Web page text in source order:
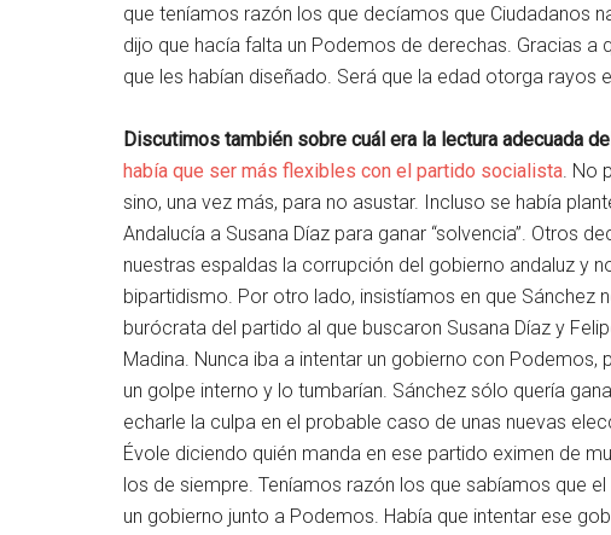
que teníamos razón los que decíamos que Ciudadanos
dijo que hacía falta un Podemos de derechas. Gracias a
que les habían diseñado. Será que la edad otorga rayos
Discutimos también sobre cuál era la lectura adecuada
había que ser más flexibles con el partido socialista. No
sino, una vez más, para no asustar. Incluso se había
Andalucía a Susana Díaz para ganar “solvencia”. Otros
nuestras espaldas la corrupción del gobierno andaluz y
bipartidismo. Por otro lado, insistíamos en que Sánchez
burócrata del partido al que buscaron Susana Díaz y
Madina. Nunca iba a intentar un gobierno con
un golpe interno y lo tumbarían. Sánchez sólo quería
echarle la culpa en el probable caso de unas nuevas
Évole diciendo quién manda en ese partido eximen de
los de siempre. Teníamos razón los que sabíamos que
un gobierno junto a Podemos. Había que intentar ese